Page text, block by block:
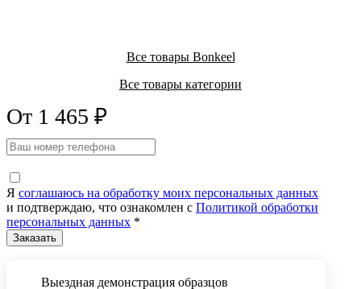
Все товары Bonkeel
Все товары категории
От 1 465 ₽
Я соглашаюсь на обработку моих персональных данных
и подтверждаю, что ознакомлен с Политикой обработки
персональных данных *
Выездная демонстрация образцов